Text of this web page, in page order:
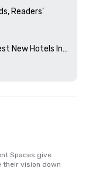
Readers'
New Hotels In
in
Spaces give
their vision down